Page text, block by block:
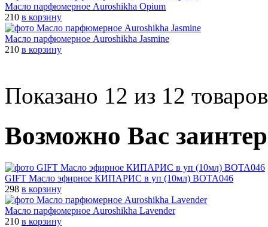
Масло паpфюмеpное Auroshikha Opium
210 в корзину
Масло паpфюмеpное Auroshikha Jasmine
210 в корзину
Показано 12 из 12 товаров
Возможно Вас
GIFT Масло эфирное КИПАРИС в уп (10мл) BOTA046
298 в корзину
Масло паpфюмеpное Auroshikha Lavender
210 в корзину